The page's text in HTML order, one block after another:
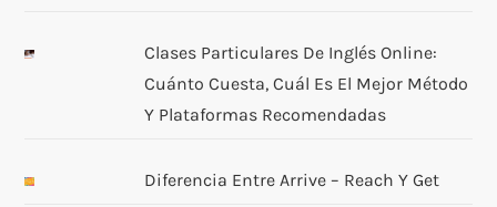
Clases Particulares De Inglés Online:
Cuánto Cuesta, Cuál Es El Mejor Método
Y Plataformas Recomendadas
Diferencia Entre Arrive – Reach Y Get